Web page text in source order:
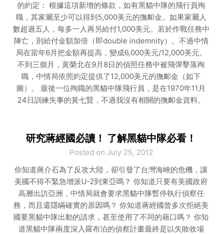
的約定： 根據這項新增的條款，如有黑貓中隊的飛行員殉
職，其家屬至少可以得到5,000美元的撫卹金。如果家屬人
數超過五人，每多一人再另給付1,000美元。若於作戰任務中
陣亡，則給付金額加倍（即double indemnity）。不過中情
局在當年6月把金額再提高，變成6,000美元/12,000美元。
不到三個月，黃榮北在9月8日的偵照任務中被飛彈擊落殉
職，中情局依照約定提供了12,000美元的撫卹金（如下
圖）。 最後一位殉職的黑貓中隊飛行員，是在1970年11月
24日訓練失事的黃七賢，不過我沒有相關的撫卹金資料。
研究蔣經國必讀！ 了解黑貓中隊必看！
Posted on July 25, 2012
你知道蔣介石為了反攻大陸，卻引發了台灣海峽的危機，讓
美國不得不緊急增派U-2到東亞嗎？ 你知道只要有美國政府
高層出訪亞洲，中情局就會要求黑貓中隊暫停執行偵察任
務，而且還隱瞞確實的原因嗎？ 你知道蔣經國曾多次拒絕美
國要黑貓中隊出動的請求，甚至使用了不同的藉口嗎？ 你知
道黑貓中隊兩度深入羅布泊的偵察計畫最終是以失敗收場